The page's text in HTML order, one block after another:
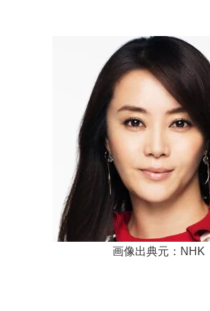
画像出典元：NHK